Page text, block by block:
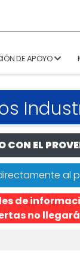
DE APOYO
EL
al
de
no